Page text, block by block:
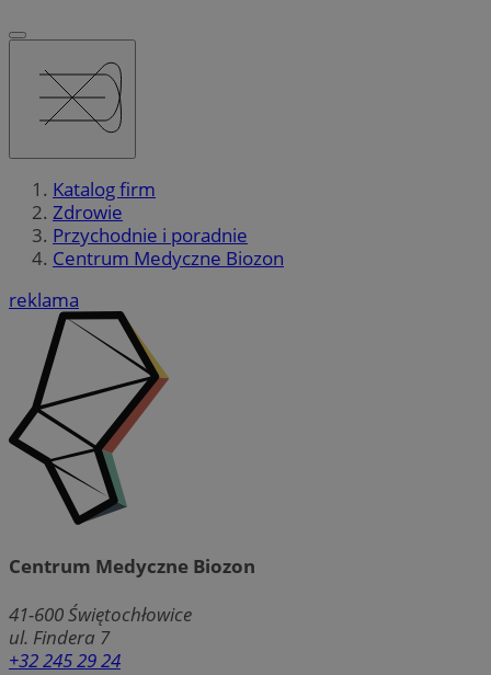
Katalog firm
Zdrowie
Przychodnie i poradnie
Centrum Medyczne Biozon
reklama
Centrum Medyczne Biozon
41-600Świętochłowice
ul. Findera 7
+32 245 29 24